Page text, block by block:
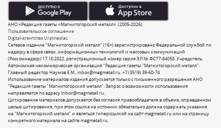
Сетевое издание "Магнитогорский металл" (16+) зарегистрировано Федеральной службой по
надзору в сфере связи, информационных технологий и массовых коммуникаций
(Роскомнадзор) 17.10.2022, регистрационный номер серия ЭЛ № ФС77-84058. Учредитель
Автономная некоммерческая организация "Редакция газеты "Магнитогорский металл".
Главный редактор Наумов Е.М.,inbox@magmetall.ru,+7 (3519) 39-60-74
Использование материалов издания допускается только с письменного разрешения АНО
"Редакция газеты "Магнитогорский металл". Запрос о возможности использования
направляется по адресуinbox@magmetall.ru.
Цитирование материалов допускается без согласия правообладателя в объеме, оправданном
целью цитирования, при этом ссылка на источник обязательно должна содержать указание
на "Магнитогорский металл" и являться гиперссылкой на сайт magmetall.ru или на страницу
конкретного материала на сайте magmetall.ru.
Пользовательское соглашение
Digital-агентство Uralmedias
АНО «Редакция газеты «Магнитогорский металл». (2005-2026).